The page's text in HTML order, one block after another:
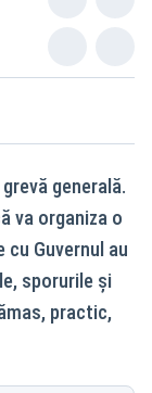
generală.
va organiza o
Guvernul au
sporurile și
practic,